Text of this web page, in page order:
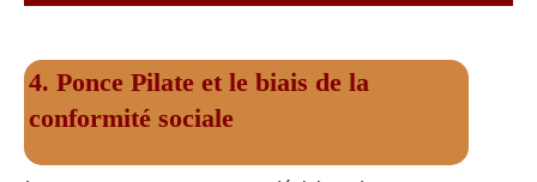
4. Ponce Pilate et le biais de la
conformité sociale